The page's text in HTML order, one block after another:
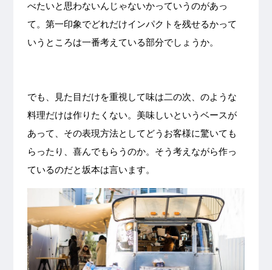
べたいと思わないんじゃないかっていうのがあっ
て。第一印象でどれだけインパクトを残せるかって
いうところは一番考えている部分でしょうか。
でも、見た目だけを重視して味は二の次、のような
料理だけは作りたくない。美味しいというベースが
あって、その表現方法としてどうお客様に驚いても
らったり、喜んでもらうのか。そう考えながら作っ
ているのだと坂本は言います。